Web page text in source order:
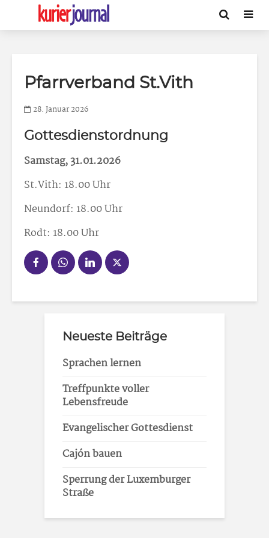
Pfarrverband St.Vith
28. Januar 2026
Gottesdienstordnung
Samstag, 31.01.2026
St.Vith: 18.00 Uhr
Neundorf: 18.00 Uhr
Rodt: 18.00 Uhr
Neueste Beiträge
Sprachen lernen
Treffpunkte voller
Lebensfreude
Evangelischer Gottesdienst
Cajón bauen
Sperrung der Luxemburger
Straße